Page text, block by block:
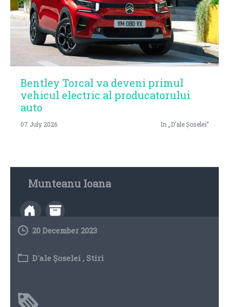
Bentley Torcal va deveni primul
vehicul electric al producatorului
auto
07 July 2026 In „D'ale Șoselei”
Munteanu Ioana
20 December 2023
D'ale Șoselei , Stiri